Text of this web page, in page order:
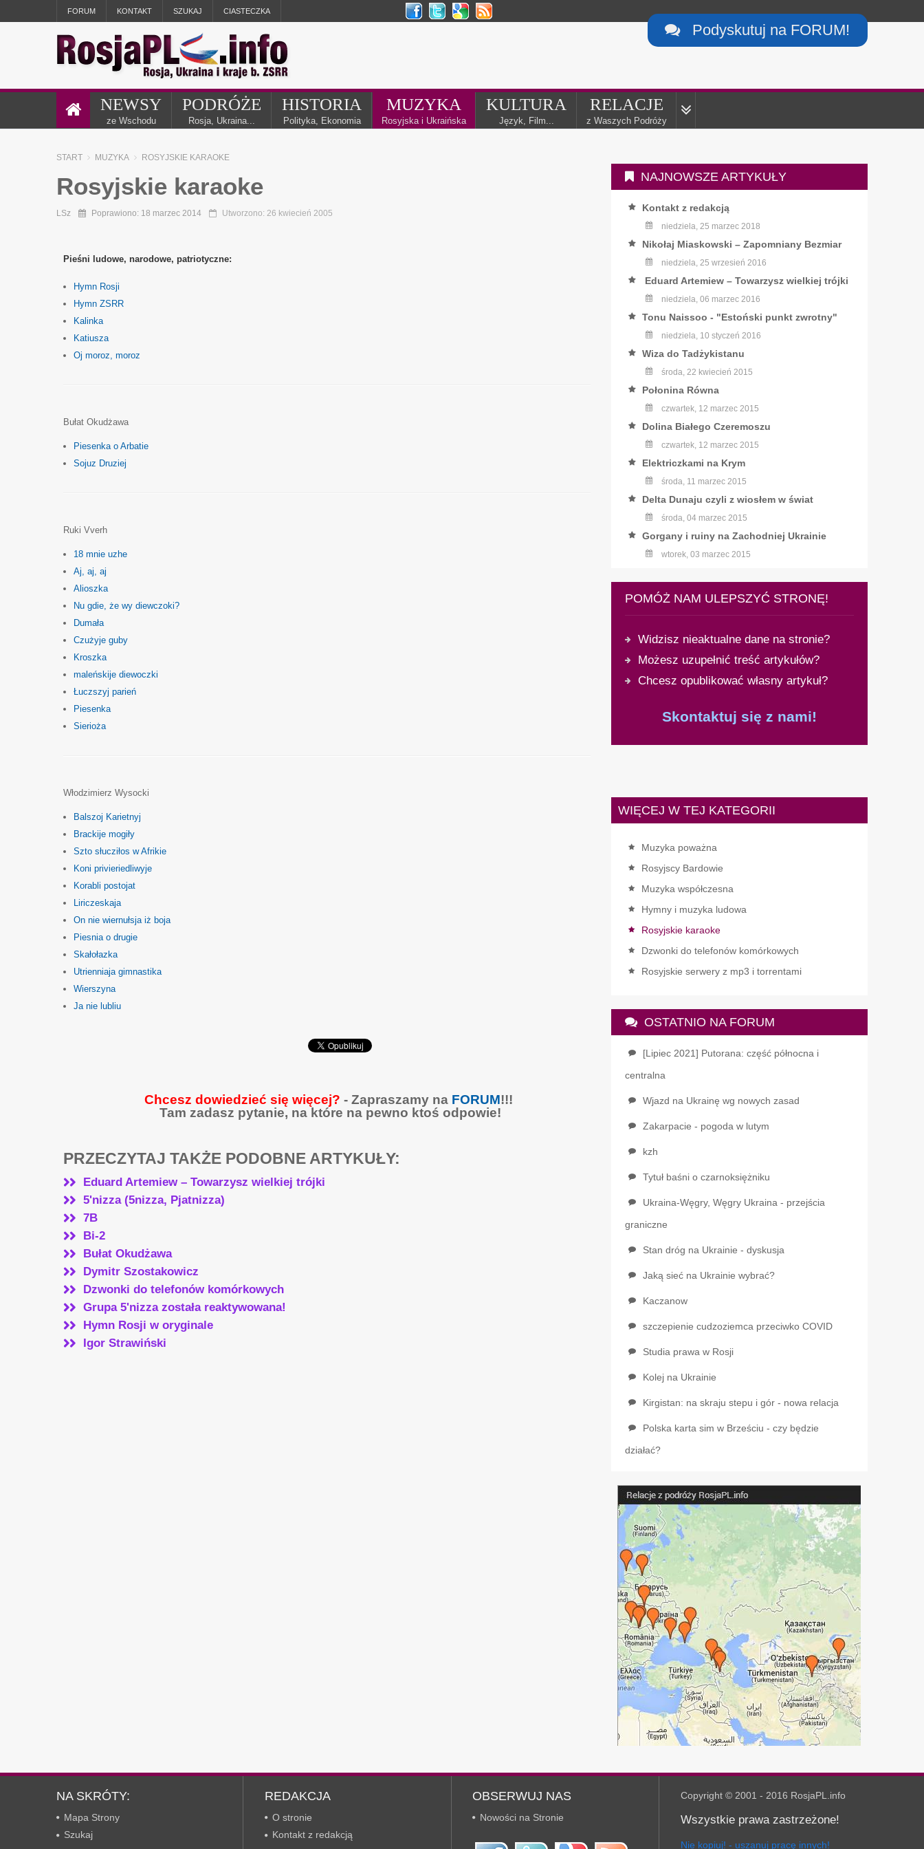
FORUM KONTAKT SZUKAJ CIASTECZKA
 Podyskutuj na FORUM!
NEWSY
ze Wschodu
PODRÓŻE
Rosja, Ukraina...
HISTORIA
Polityka, Ekonomia
MUZYKA
Rosyjska i Ukraińska
KULTURA
Język, Film...
RELACJE
z Waszych Podróży
START MUZYKA ROSYJSKIE KARAOKE
Rosyjskie karaoke
LSz Poprawiono: 18 marzec 2014 Utworzono: 26 kwiecień 2005
Pieśni ludowe, narodowe, patriotyczne:
Hymn Rosji
Hymn ZSRR
Kalinka
Katiusza
Oj moroz, moroz
Bułat Okudżawa
Piesenka o Arbatie
Sojuz Druziej
Ruki Vverh
18 mnie uzhe
Aj, aj, aj
Alioszka
Nu gdie, że wy diewczoki?
Dumała
Czużyje guby
Kroszka
maleńskije diewoczki
Łuczszyj parień
Piesenka
Sierioża
Włodzimierz Wysocki
Balszoj Karietnyj
Brackije mogiły
Szto słucziłos w Afrikie
Koni privieriedliwyje
Korabli postojat
Liriczeskaja
On nie wiernułsja iż boja
Piesnia o drugie
Skałołazka
Utrienniaja gimnastika
Wierszyna
Ja nie lubliu
Chcesz dowiedzieć się więcej? - Zapraszamy na FORUM!!!
Tam zadasz pytanie, na które na pewno ktoś odpowie!
PRZECZYTAJ TAKŻE PODOBNE ARTYKUŁY:
Eduard Artemiew – Towarzysz wielkiej trójki
5'nizza (5nizza, Pjatnizza)
7B
Bi-2
Bułat Okudżawa
Dymitr Szostakowicz
Dzwonki do telefonów komórkowych
Grupa 5'nizza została reaktywowana!
Hymn Rosji w oryginale
Igor Strawiński
NAJNOWSZE ARTYKUŁY
Kontakt z redakcją
niedziela, 25 marzec 2018
Nikołaj Miaskowski – Zapomniany Bezmiar
niedziela, 25 wrzesień 2016
Eduard Artemiew – Towarzysz wielkiej trójki
niedziela, 06 marzec 2016
Tonu Naissoo - "Estoński punkt zwrotny"
niedziela, 10 styczeń 2016
Wiza do Tadżykistanu
środa, 22 kwiecień 2015
Połonina Równa
czwartek, 12 marzec 2015
Dolina Białego Czeremoszu
czwartek, 12 marzec 2015
Elektriczkami na Krym
środa, 11 marzec 2015
Delta Dunaju czyli z wiosłem w świat
środa, 04 marzec 2015
Gorgany i ruiny na Zachodniej Ukrainie
wtorek, 03 marzec 2015
POMÓŻ NAM ULEPSZYĆ STRONĘ!
Widzisz nieaktualne dane na stronie?
Możesz uzupełnić treść artykułów?
Chcesz opublikować własny artykuł?
Skontaktuj się z nami!
WIĘCEJ W TEJ KATEGORII
Muzyka poważna
Rosyjscy Bardowie
Muzyka współczesna
Hymny i muzyka ludowa
Rosyjskie karaoke
Dzwonki do telefonów komórkowych
Rosyjskie serwery z mp3 i torrentami
OSTATNIO NA FORUM
[Lipiec 2021] Putorana: część północna i
centralna
Wjazd na Ukrainę wg nowych zasad
Zakarpacie - pogoda w lutym
kzh
Tytuł baśni o czarnoksiężniku
Ukraina-Węgry, Węgry Ukraina - przejścia
graniczne
Stan dróg na Ukrainie - dyskusja
Jaką sieć na Ukrainie wybrać?
Kaczanow
szczepienie cudzoziemca przeciwko COVID
Studia prawa w Rosji
Kolej na Ukrainie
Kirgistan: na skraju stepu i gór - nowa relacja
Polska karta sim w Brześciu - czy będzie
działać?
NA SKRÓTY:
Mapa Strony
Szukaj
REDAKCJA
O stronie
Kontakt z redakcją
OBSERWUJ NAS
Nowości na Stronie
Copyright © 2001 - 2016 RosjaPL.info
Wszystkie prawa zastrzeżone!
Nie kopiuj! - uszanuj pracę innych!